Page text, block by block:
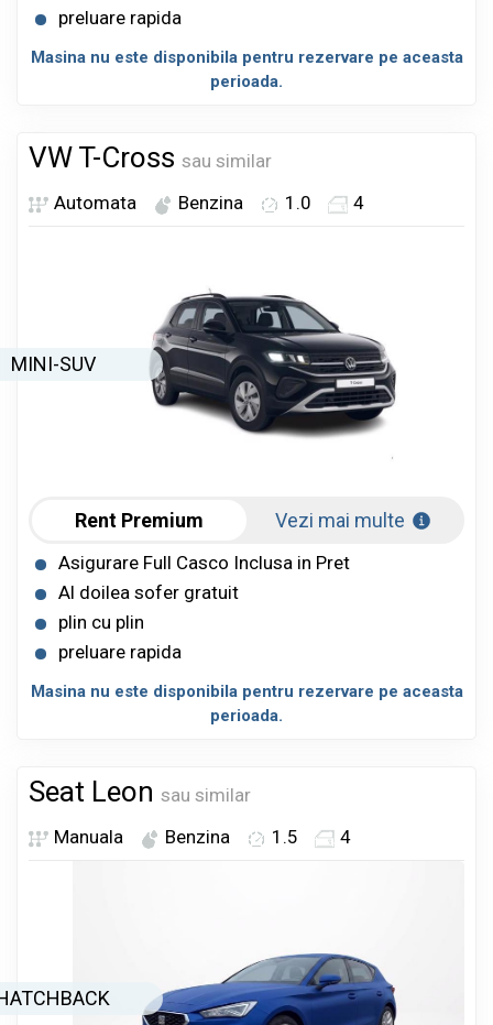
preluare rapida
Masina nu este disponibila pentru rezervare pe aceasta
perioada.
VW T-Cross sau similar
Automata
Benzina 1.0 4
MINI-SUV
Rent Premium Vezi mai multe
Asigurare Full Casco Inclusa in Pret
Al doilea sofer gratuit
plin cu plin
preluare rapida
Masina nu este disponibila pentru rezervare pe aceasta
perioada.
Seat Leon sau similar
Manuala
Benzina 1.5 4